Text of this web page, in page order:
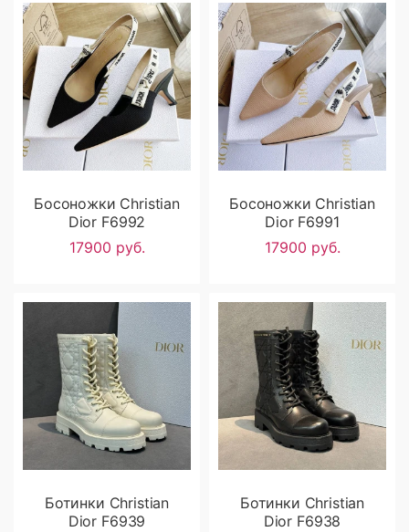
Босоножки Christian
Dior F6992
17900 руб.
Босоножки Christian
Dior F6991
17900 руб.
Ботинки Christian
Dior F6939
Ботинки Christian
Dior F6938